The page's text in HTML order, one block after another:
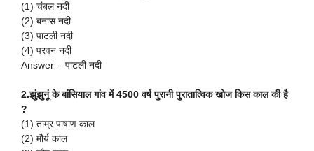
(1) चंबल नदी
(2) बनास नदी
(3) पाटली नदी
(4) परवन नदी
Answer – पाटली नदी
2.झुंझुनूं के बांसियाल गांव में 4500 वर्ष पुरानी पुरातात्विक खोज किस काल की है
?
(1) ताम्र पाषाण काल
(2) मौर्य काल